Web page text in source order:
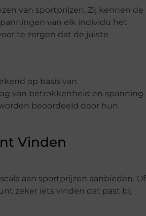
van sportprijzen. Zij kennen de
van elk individu het
te zorgen dat de juiste
op basis van
van betrokkenheid en spanning
beoordeeld door hun
Vinden
aan sportprijzen aanbieden. Of
zeker iets vinden dat past bij